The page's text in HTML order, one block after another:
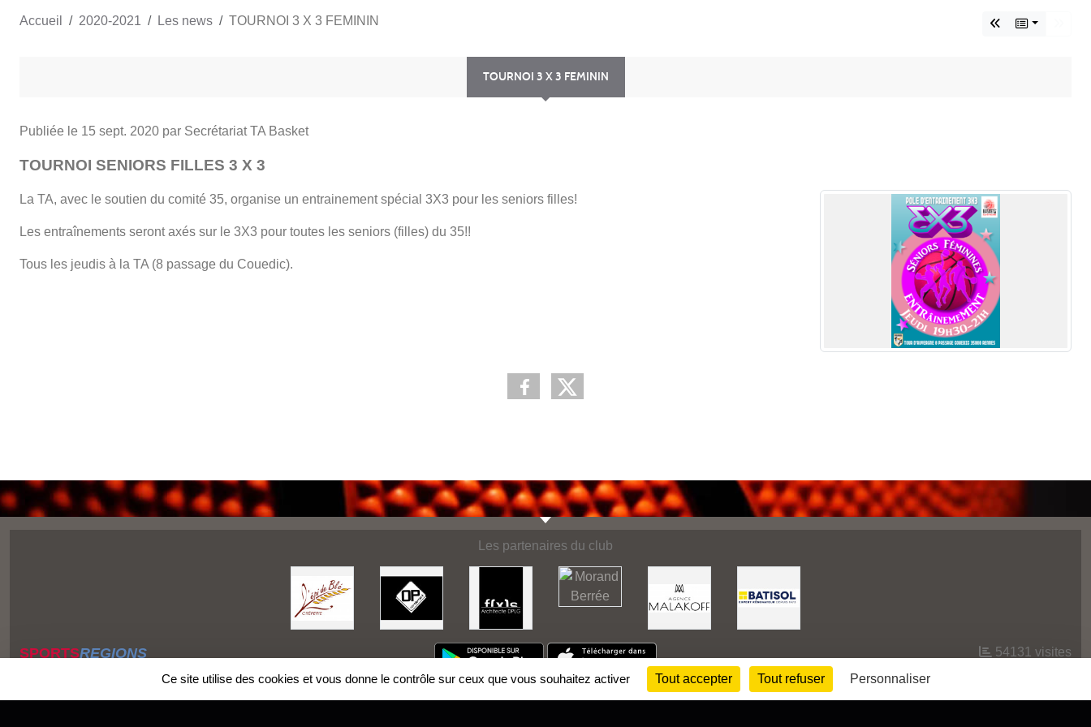
Accueil 2020-2021 Les news TOURNOI 3 X 3 FEMININ
TOURNOI 3 X 3 FEMININ
Publiée le 15 sept. 2020 par Secrétariat TA Basket
TOURNOI SENIORS FILLES 3 X 3
La TA, avec le soutien du comité 35, organise un entrainement spécial 3X3 pour les seniors filles!
Les entraînements seront axés sur le 3X3 pour toutes les seniors (filles) du 35!!
Tous les jeudis à la TA (8 passage du Couedic).
Les partenaires du club
SPORTSREGIONS 54131 visites
Ce site utilise des cookies et vous donne le contrôle sur ceux que vous souhaitez activer Tout accepter Tout refuser Personnaliser